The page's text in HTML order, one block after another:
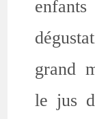
grand
le jus